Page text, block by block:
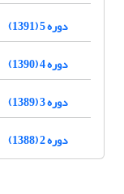
دوره 5 (1391)
دوره 4 (1390)
دوره 3 (1389)
دوره 2 (1388)